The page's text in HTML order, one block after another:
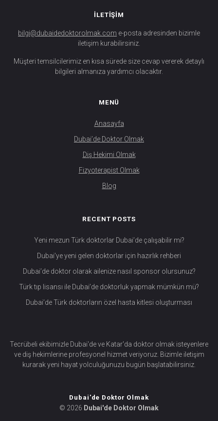
İLETİŞİM
bilgi@dubaidedoktorolmak.com e-posta adresinden bizimle
iletişim kurabilirsiniz.
Müşteri temsilcilerimiz en kısa sürede size cevap vererek detaylı
bilgileri almanıza yardımcı olacaktır.
MENÜ
Anasayfa
Dubai’de Doktor Olmak
Diş Hekimi Olmak
Fizyoterapist Olmak
Blog
RECENT POSTS
Yeni mezun Türk doktorlar Dubai’de çalışabilir mi?
Dubai’ye yeni gelen doktorlar için hazırlık rehberi
Dubai’de doktor olarak ailenize nasıl sponsor olursunuz?
Türk tıp lisansı ile Dubai’de doktorluk yapmak mümkün mü?
Dubai’de Türk doktorların özel hasta kitlesi oluşturması
Tecrübeli ekibimizle Dubai'de ve Katar'da doktor olmak isteyenlere
ve diş hekimlerine profesyonel hizmet veriyoruz. Bizimle iletişim
kurarak yeni hayat yolculuğunuzu bugün başlatabilirsiniz.
Dubai'de Doktor Olmak
© 2026 Dubai'de Doktor Olmak